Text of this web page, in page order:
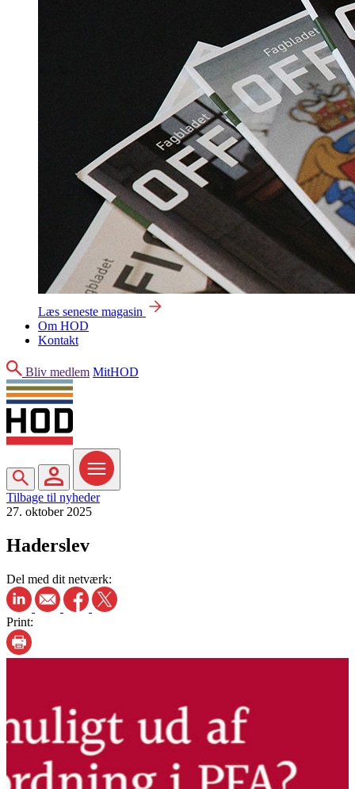
Læs seneste magasin
Om HOD
Kontakt
Søg
Bliv medlem MitHOD
Søg MitHOD Menu
Tilbage til nyheder
27. oktober 2025
Haderslev
Del med dit netværk:
Print: